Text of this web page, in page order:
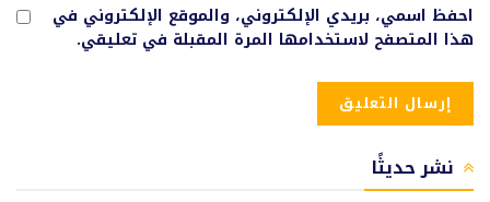
احفظ اسمي، بريدي الإلكتروني، والموقع الإلكتروني في
هذا المتصفح لاستخدامها المرة المقبلة في تعليقي.
نشر حديثًا